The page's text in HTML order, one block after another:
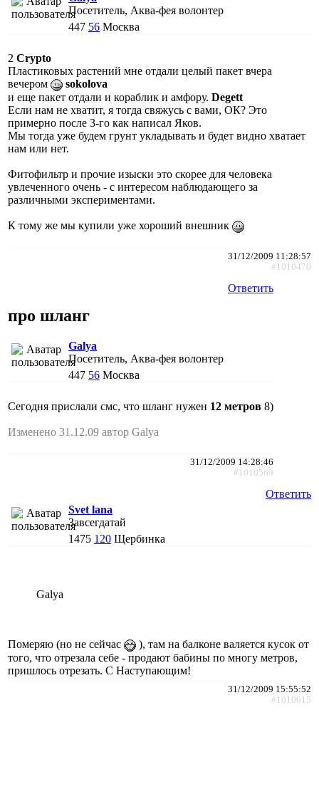
Посетитель, Аква-фея волонтер
447 56 Москва
2 Crypto
Пластиковых растений мне отдали целый пакет вчера
вечером
sokolova
и еще пакет отдали и кораблик и амфору. Degett
Если нам не хватит, я тогда свяжусь с вами, ОК? Это
примерно после 3-го как написал Яков.
Мы тогда уже будем грунт укладывать и будет видно хватает
нам или нет.
Фитофильтр и прочие изыски это скорее для человека
увлеченного очень - с интересом наблюдающего за
различными экспериментами.
К тому же мы купили уже хороший внешник
31/12/2009 11:28:57
#1010470
Ответить
про шланг
Galya
Посетитель, Аква-фея волонтер
447 56 Москва
Сегодня прислали смс, что шланг нужен 12 метров 8)
Изменено 31.12.09 автор Galya
31/12/2009 14:28:46
#1010569
Ответить
Svet lana
Завсегдатай
1475 120 Щербинка
Galya
Померяю (но не сейчас
), там на балконе валяется кусок от
того, что отрезала себе - продают бабины по многу метров,
пришлось отрезать. С Наступающим!
31/12/2009 15:55:52
#1010615